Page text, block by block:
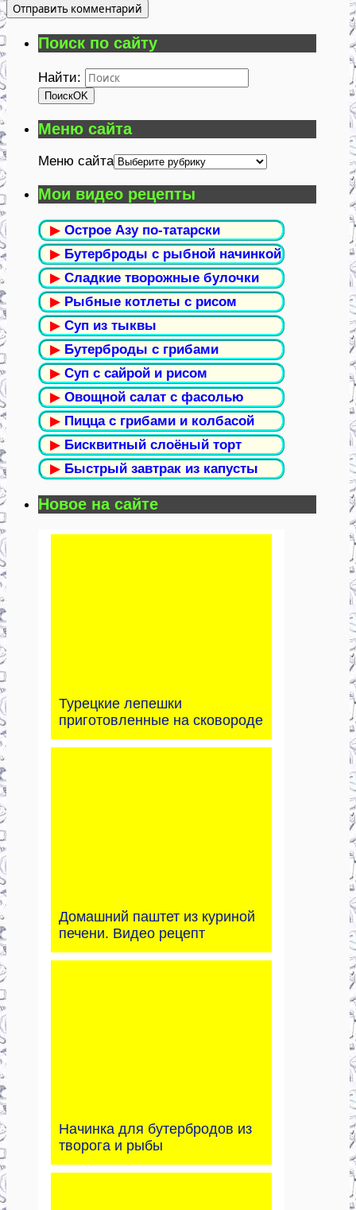
Поиск по сайту
Найти:
ПоискOK
Меню сайта
Меню сайта
Мои видео рецепты
▶ Острое Азу по-татарски
▶ Бутерброды с рыбной начинкой
▶ Сладкие творожные булочки
▶ Рыбные котлеты с рисом
▶ Суп из тыквы
▶ Бутерброды с грибами
▶ Суп с сайрой и рисом
▶ Овощной салат с фасолью
▶ Пицца с грибами и колбасой
▶ Бисквитный слоёный торт
▶ Быстрый завтрак из капусты
Новое на сайте
Турецкие лепешки
приготовленные на сковороде
Домашний паштет из куриной
печени. Видео рецепт
Начинка для бутербродов из
творога и рыбы